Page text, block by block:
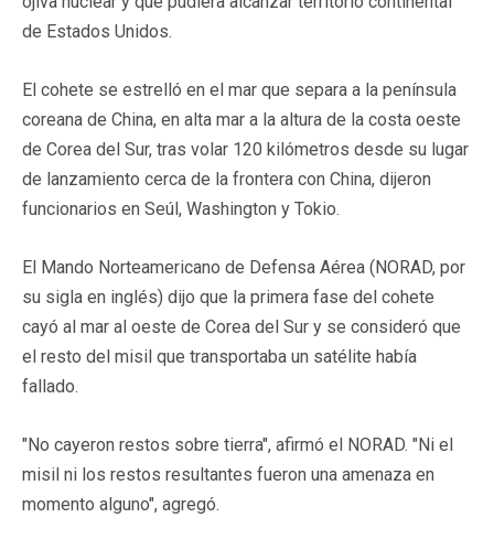
de Estados Unidos.
El cohete se estrelló en el mar que separa a la península
coreana de China, en alta mar a la altura de la costa oeste
de Corea del Sur, tras volar 120 kilómetros desde su lugar
de lanzamiento cerca de la frontera con China, dijeron
funcionarios en Seúl, Washington y Tokio.
El Mando Norteamericano de Defensa Aérea (NORAD, por
su sigla en inglés) dijo que la primera fase del cohete
cayó al mar al oeste de Corea del Sur y se consideró que
el resto del misil que transportaba un satélite había
fallado.
"No cayeron restos sobre tierra", afirmó el NORAD. "Ni el
misil ni los restos resultantes fueron una amenaza en
momento alguno", agregó.